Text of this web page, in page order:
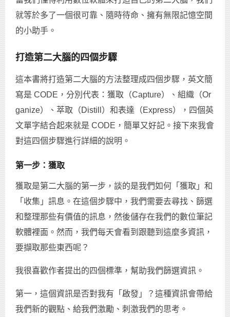
就等於多了一個很可靠、隨時待命、擁有無限記憶空間
的小助手。
打造第二大腦的四個步驟
這本書將打造第二大腦的方法整理成四個步驟，英文簡
寫是 CODE，分別代表：獲取（Capture）、組織（Or
ganize）、萃取（Distill）和表達（Express），四個英
文單字結合起來就是 CODE，簡單又好記。接下來我會
對這四個步驟進行詳細的說明。
第一步：獲取
獲取是第二大腦的第一步，談的是我們如何「獲取」和
「收集」訊息。在這個步驟中，我們需要去尋找、篩選
和整理那些有價值的訊息，然後儲存在我們的數位筆記
軟體裡面。然而，我們每天會看到跟聽到這麼多資訊，
要擷取那些東西呢？
我很喜歡作者提出的四個標準，幫助我們篩選資訊。
第一，這個資訊是否對我有「啟發」？這種資訊會帶給
我們新的觀點、給我們激勵、刺激我們的思考。